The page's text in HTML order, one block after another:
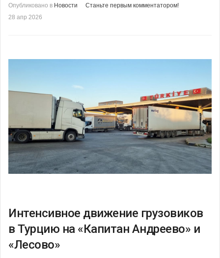
Опубликовано в Новости
Станьте первым комментатором!
28 апр 2026
Интенсивное движение грузовиков
в Турцию на «Капитан Андреево» и
«Лесово»